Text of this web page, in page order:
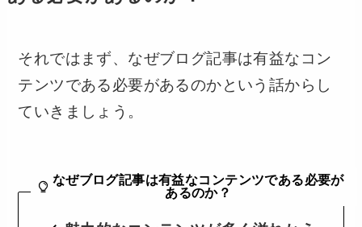
それではまず、なぜブログ記事は有益なコン
テンツである必要があるのかという話からし
ていきましょう。
なぜブログ記事は有益なコンテンツである必要が
あるのか？